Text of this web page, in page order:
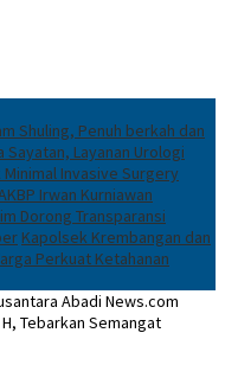
Shuling, Penuh berkah dan
Sayatan, Layanan Urologi
Minimal Invasive Surgery
Irwan Kurniawan
Dorong Transparansi
Kapolsek Krembangan dan
Perkuat Ketahanan
Abadi News.com
Tebarkan Semangat